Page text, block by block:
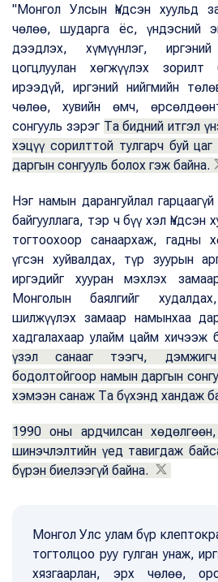
"Монгол Улсын Үндсэн хуульд
чөлөө, шударга ёс, үндэсний
дээдлэх, хүмүүнлэг,
цогцлуулан хөгжүүлэх зорилт
ирээдүй, иргэний нийгмийн
чөлөө, хувийн өмч,
сонгууль зэрэг Та бидний итгэл
хэцүү сорилттой тулгарч буй
даргын сонгууль болох гэж байна.
Нэг намын дарангуйлал
байгууллага, тэр ч бүү хэл Үндсэн
тогтоохоор санаархаж, гадны
үгсэн хуйвалдах, түр зуурын
иргэдийг хууран мэхлэх
Монголын баялгийг
шилжүүлэх замаар намынхаа
хадгалахаар улайм цайм хичээж
үзэл санааг тээгч,
бодолтойгоор намын даргын
хэмээн санаж Та бүхэнд хандаж
1990 оны ардчилсан
шинэчлэлтийн үед тавигдаж
бүрэн биелээгүй байна.
Монгол Улс улам бүр
тогтолцоо руу гулган унаж,
хязгаарлан, эрх чөлөө,